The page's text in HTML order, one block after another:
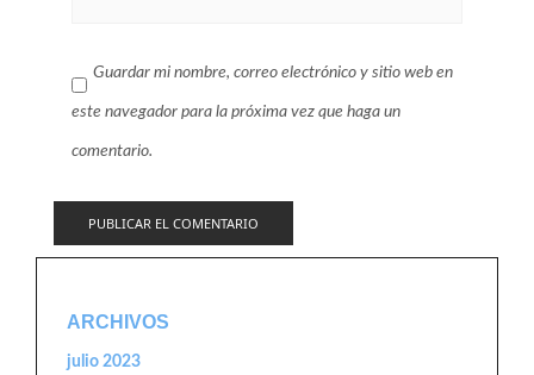
Guardar mi nombre, correo electrónico y sitio web en
este navegador para la próxima vez que haga un
comentario.
ARCHIVOS
julio 2023